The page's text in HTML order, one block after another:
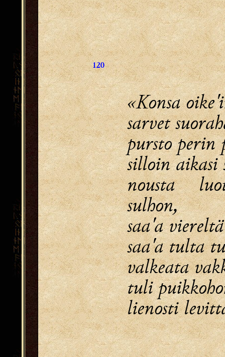
120
«Konsa
sarvet
pursto perin
silloin aikasi
nousta
sulhon,
saa'a
saa'a tulta
valkeata
tuli
lienosti